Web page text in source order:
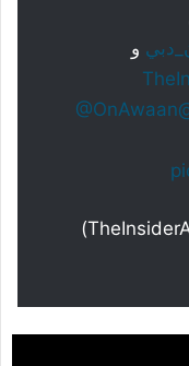
و
@OnAwaan